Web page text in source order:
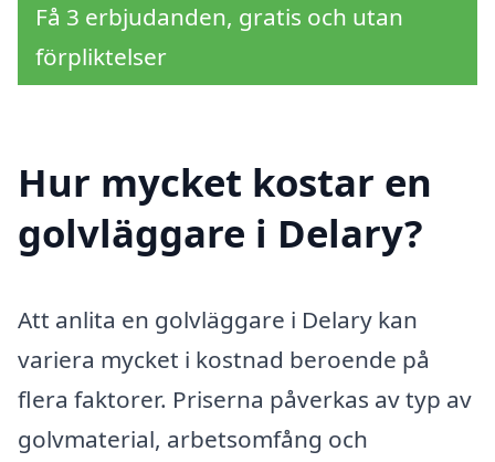
Få 3 erbjudanden, gratis och utan
förpliktelser
Hur mycket kostar en
golvläggare i Delary?
Att anlita en golvläggare i Delary kan
variera mycket i kostnad beroende på
flera faktorer. Priserna påverkas av typ av
golvmaterial, arbetsomfång och